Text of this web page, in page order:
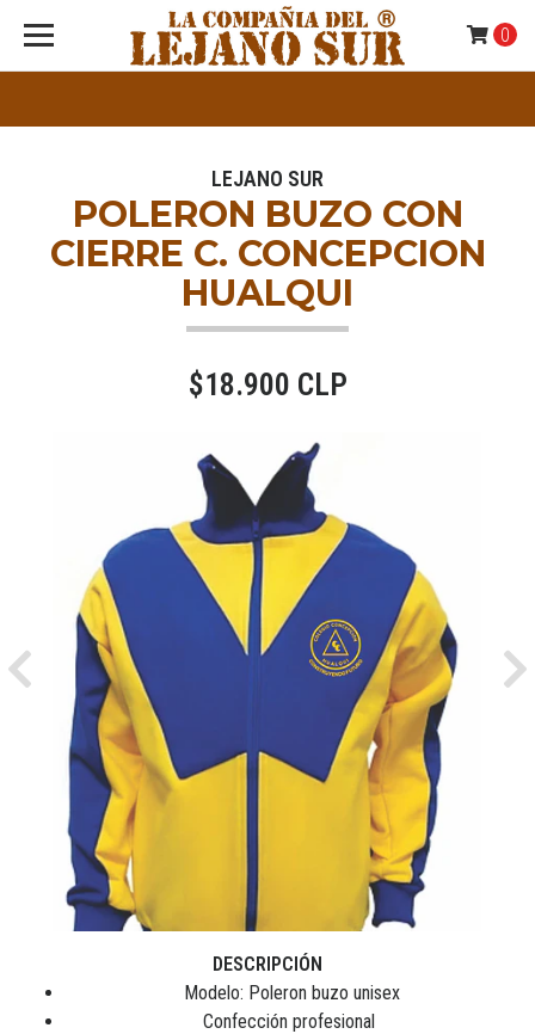
0
LEJANO SUR
POLERON BUZO CON
CIERRE C. CONCEPCION
HUALQUI
$18.900 CLP
Previous
DESCRIPCIÓN
Modelo: Poleron buzo unisex
Confección profesional